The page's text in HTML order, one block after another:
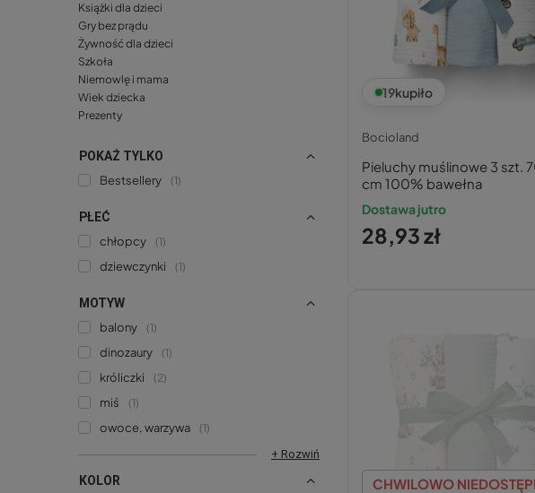
Książki dla dzieci
Gry bez prądu
Żywność dla dzieci
Szkoła
Niemowlę i mama
Wiek dziecka
Prezenty
POKAŻ TYLKO
Bestsellery
1
PŁEĆ
chłopcy
1
dziewczynki 1
MOTYW
balony
1
dinozaury 1
króliczki 2
miś 1
owoce, warzywa
1
+ Rozwiń
KOLOR
19kupiło
Bocioland
Pieluchy muślinowe 3 szt.
cm 100% bawełna
Dostawa jutro
28,93 zł
CHWILOWO